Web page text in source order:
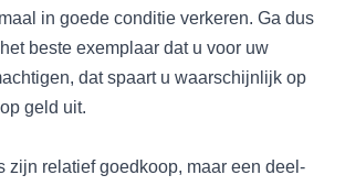
in goede conditie verkeren. Ga dus
beste exemplaar dat u voor uw
dat spaart u waarschijnlijk op
geld uit.
zijn relatief goedkoop, maar een deel-